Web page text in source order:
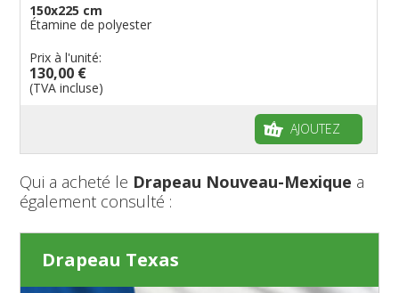
150x225 cm
Étamine de polyester
Prix à l'unité:
130,00 €
(TVA incluse)
AJOUTEZ
Qui a acheté le Drapeau Nouveau-Mexique a
également consulté :
Drapeau Texas